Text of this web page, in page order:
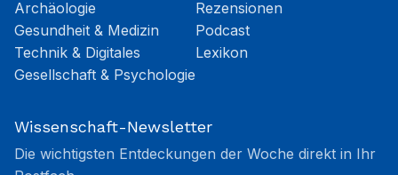
Archäologie
Gesundheit & Medizin
Technik & Digitales
Gesellschaft & Psychologie
Rezensionen
Podcast
Lexikon
Wissenschaft-Newsletter
Die wichtigsten Entdeckungen der Woche direkt in Ihr